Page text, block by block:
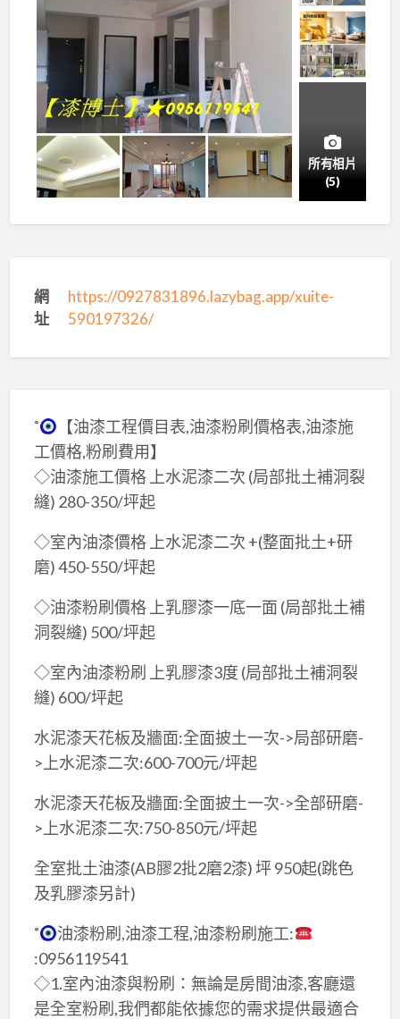
所有相片
(5)
網
址
https://0927831896.lazybag.app/xuite-
590197326/
˚
【油漆工程價目表,油漆粉刷價格表,油漆施
工價格,粉刷費用】
◇油漆施工價格 上水泥漆二次 (局部批土補洞裂
縫) 280-350/坪起
◇室內油漆價格 上水泥漆二次 +(整面批土+研
磨) 450-550/坪起
◇油漆粉刷價格 上乳膠漆一底一面 (局部批土補
洞裂縫) 500/坪起
◇室內油漆粉刷 上乳膠漆3度 (局部批土補洞裂
縫) 600/坪起
水泥漆天花板及牆面:全面披土一次->局部研磨-
>上水泥漆二次:600-700元/坪起
水泥漆天花板及牆面:全面披土一次->全部研磨-
>上水泥漆二次:750-850元/坪起
全室批土油漆(AB膠2批2磨2漆) 坪 950起(跳色
及乳膠漆另計)
˚
油漆粉刷,油漆工程,油漆粉刷施工:
:0956119541
◇1.室內油漆與粉刷：無論是房間油漆,客廳還
是全室粉刷,我們都能依據您的需求提供最適合